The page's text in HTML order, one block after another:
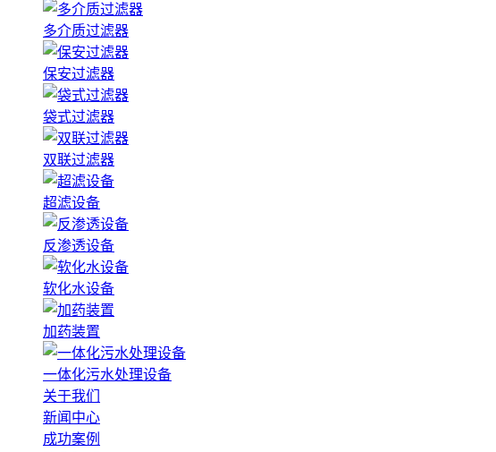
多介质过滤器
保安过滤器
袋式过滤器
双联过滤器
超滤设备
反渗透设备
软化水设备
加药装置
一体化污水处理设备
关于我们
新闻中心
成功案例